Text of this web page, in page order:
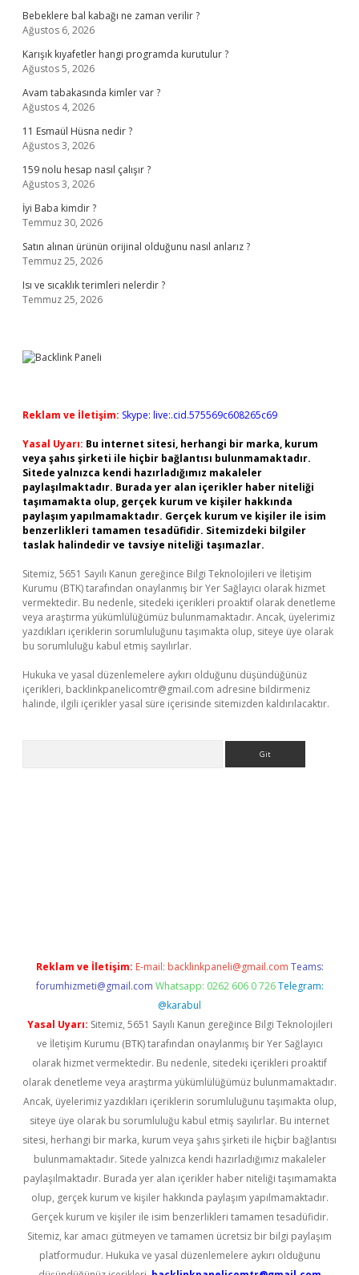
Bebeklere bal kabağı ne zaman verilir ?
Ağustos 6, 2026
Karışık kıyafetler hangi programda kurutulur ?
Ağustos 5, 2026
Avam tabakasında kimler var ?
Ağustos 4, 2026
11 Esmaül Hüsna nedir ?
Ağustos 3, 2026
159 nolu hesap nasıl çalışır ?
Ağustos 3, 2026
İyi Baba kimdir ?
Temmuz 30, 2026
Satın alınan ürünün orijinal olduğunu nasıl anlarız ?
Temmuz 25, 2026
Isı ve sıcaklık terimleri nelerdir ?
Temmuz 25, 2026
Reklam ve İletişim: Skype: live:.cid.575569c608265c69
Yasal Uyarı: Bu internet sitesi, herhangi bir marka, kurum
veya şahıs şirketi ile hiçbir bağlantısı bulunmamaktadır.
Sitede yalnızca kendi hazırladığımız makaleler
paylaşılmaktadır. Burada yer alan içerikler haber niteliği
taşımamakta olup, gerçek kurum ve kişiler hakkında
paylaşım yapılmamaktadır. Gerçek kurum ve kişiler ile isim
benzerlikleri tamamen tesadüfidir. Sitemizdeki bilgiler
taslak halindedir ve tavsiye niteliği taşımazlar.
Sitemiz, 5651 Sayılı Kanun gereğince Bilgi Teknolojileri ve İletişim
Kurumu (BTK) tarafından onaylanmış bir Yer Sağlayıcı olarak hizmet
vermektedir. Bu nedenle, sitedeki içerikleri proaktif olarak denetleme
veya araştırma yükümlülüğümüz bulunmamaktadır. Ancak, üyelerimiz
yazdıkları içeriklerin sorumluluğunu taşımakta olup, siteye üye olarak
bu sorumluluğu kabul etmiş sayılırlar.
Hukuka ve yasal düzenlemelere aykırı olduğunu düşündüğünüz
içerikleri, backlinkpanelicomtr@gmail.com adresine bildirmeniz
halinde, ilgili içerikler yasal süre içerisinde sitemizden kaldırılacaktır.
Reklam ve İletişim: E-mail: backlinkpaneli@gmail.com Teams:
forumhizmeti@gmail.com Whatsapp: 0262 606 0 726 Telegram:
@karabul
Yasal Uyarı: Sitemiz, 5651 Sayılı Kanun gereğince Bilgi Teknolojileri
ve İletişim Kurumu (BTK) tarafından onaylanmış bir Yer Sağlayıcı
olarak hizmet vermektedir. Bu nedenle, sitedeki içerikleri proaktif
olarak denetleme veya araştırma yükümlülüğümüz bulunmamaktadır.
Ancak, üyelerimiz yazdıkları içeriklerin sorumluluğunu taşımakta olup,
siteye üye olarak bu sorumluluğu kabul etmiş sayılırlar. Bu internet
sitesi, herhangi bir marka, kurum veya şahıs şirketi ile hiçbir bağlantısı
bulunmamaktadır. Sitede yalnızca kendi hazırladığımız makaleler
paylaşılmaktadır. Burada yer alan içerikler haber niteliği taşımamakta
olup, gerçek kurum ve kişiler hakkında paylaşım yapılmamaktadır.
Gerçek kurum ve kişiler ile isim benzerlikleri tamamen tesadüfidir.
Sitemiz, kar amacı gütmeyen ve tamamen ücretsiz bir bilgi paylaşım
platformudur. Hukuka ve yasal düzenlemelere aykırı olduğunu